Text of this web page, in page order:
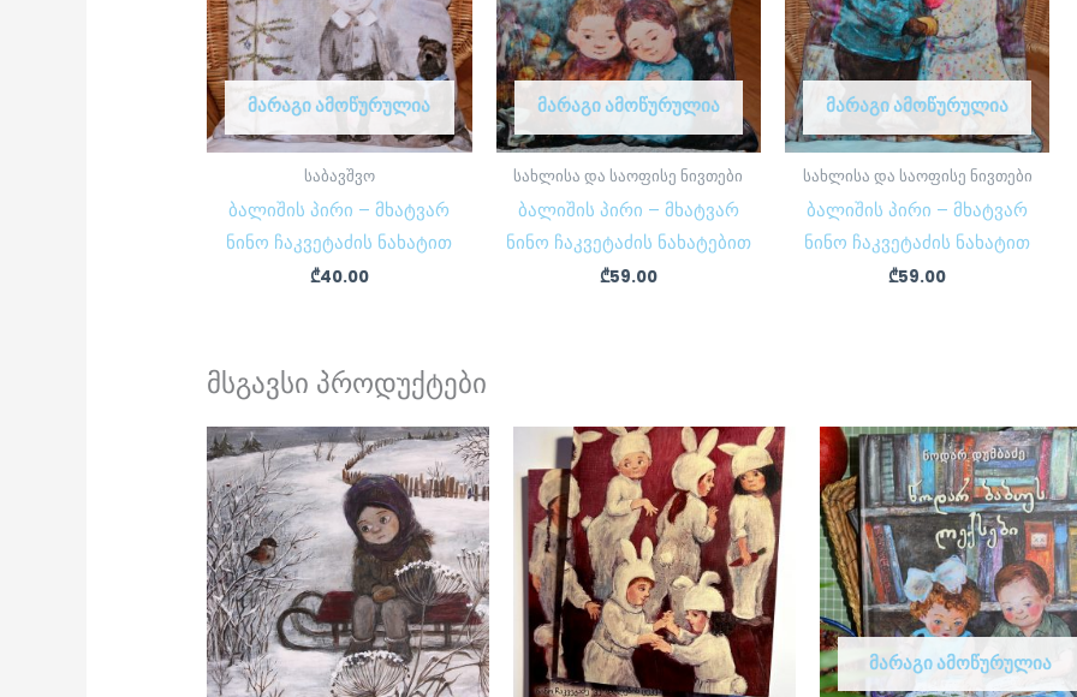
ᲛᲐᲠᲐᲒᲘ ᲐᲛᲝᲬᲣᲠᲣᲚᲘᲐ
საბავშვო
ბალიშის პირი – მხატვარ
ნინო ჩაკვეტაძის ნახატით
₾40.00
ᲛᲐᲠᲐᲒᲘ ᲐᲛᲝᲬᲣᲠᲣᲚᲘᲐ
სახლისა და საოფისე ნივთები
ბალიშის პირი – მხატვარ
ნინო ჩაკვეტაძის ნახატებით
₾59.00
ᲛᲐᲠᲐᲒᲘ ᲐᲛᲝᲬᲣᲠᲣᲚᲘᲐ
სახლისა და საოფისე ნივთები
ბალიშის პირი – მხატვარ
ნინო ჩაკვეტაძის ნახატით
₾59.00
მსგავსი პროდუქტები
ᲛᲐᲠᲐᲒᲘ ᲐᲛᲝᲬᲣᲠᲣᲚᲘᲐ